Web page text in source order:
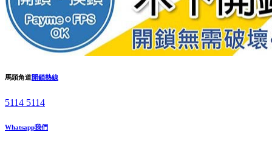
馬頭角道開鎖熱線
5114 5114
Whatsapp我們